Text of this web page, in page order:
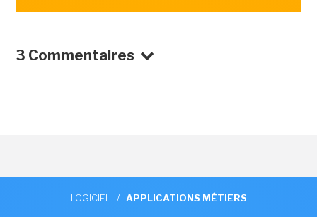
3 Commentaires
LOGICIEL / APPLICATIONS MÉTIERS